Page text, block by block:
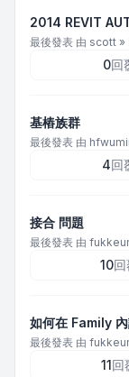
2014 REVIT
最後發表 由 scott »
0回
基樁族群
最後發表 由
4回
接合 問題
最後發表 由
10回
如何在 Family
最後發表 由
11回